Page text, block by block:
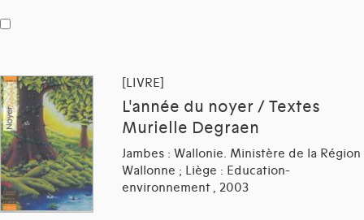
[LIVRE]
L'année du noyer / Textes
Murielle Degraen
Jambes : Wallonie. Ministère de la Région
Wallonne ; Liège : Education-
environnement , 2003